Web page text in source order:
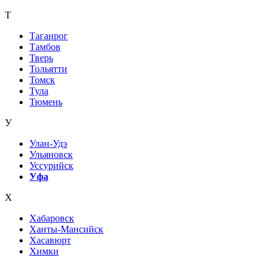
Т
Таганрог
Тамбов
Тверь
Тольятти
Томск
Тула
Тюмень
У
Улан-Удэ
Ульяновск
Уссурийск
Уфа
Х
Хабаровск
Ханты-Мансийск
Хасавюрт
Химки